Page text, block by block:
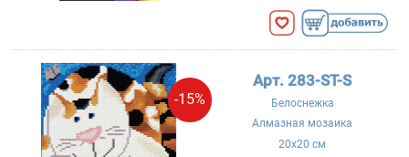
-15%
Арт. 283-ST-S
Белоснежка
Алмазная мозаика
20x20 см